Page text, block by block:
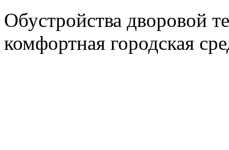
Обустройства дворовой
комфортная городская